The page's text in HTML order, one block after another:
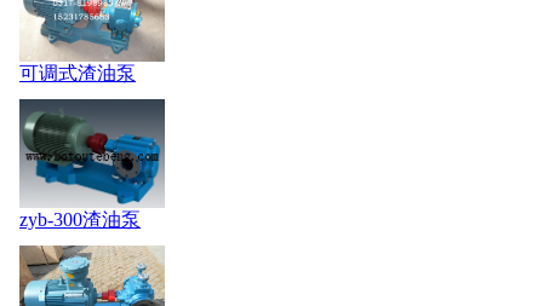
可调式渣油泵
zyb-300渣油泵